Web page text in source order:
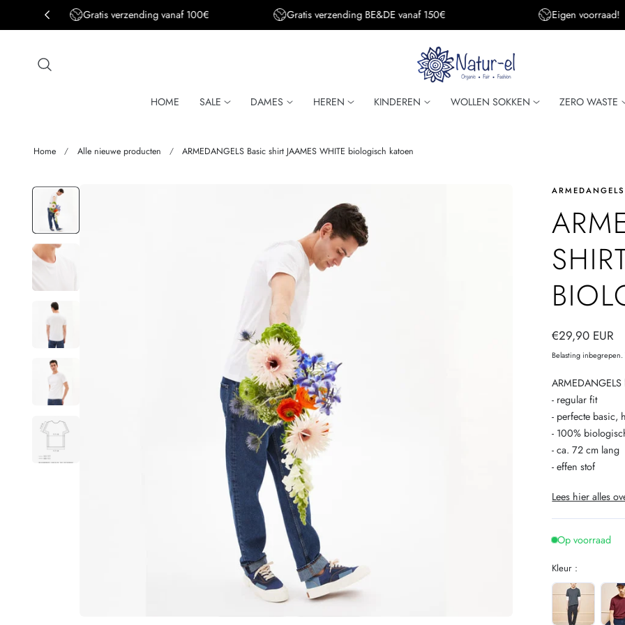
de inhoud Gratis verzending BE&DE vanaf 150€ Eigen voorraad! Super snelle
HOME SALE DAMES HEREN KINDEREN WOLLEN SOKKEN ZERO WASTE
Home Alle nieuwe producten ARMEDANGELS Basic shirt JAAMES WHITE biologisch katoen
ARMEDANGELS
Normale
prijs
€29,90 EUR
Belasting inbegrepen.
- regular fit
- perfecte basic,
- 100%
- ca. 72 cm lang
- effen stof
Lees hier alles
Op voorraad
Kleur :